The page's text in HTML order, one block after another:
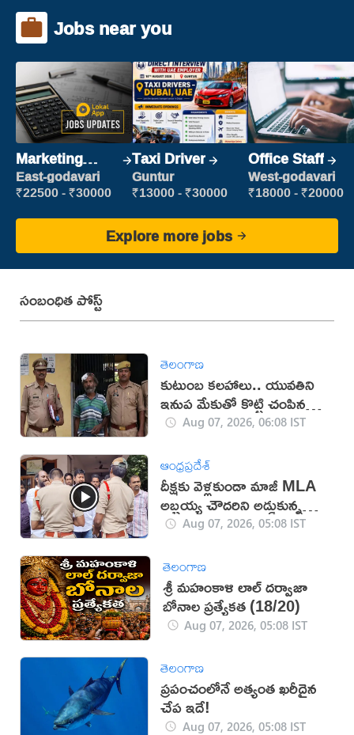
Jobs near you
Marketing
Executive
East-godavari
₹22500 - ₹30000
Taxi Driver
Guntur
₹13000 - ₹30000
Office Staff
West-godavari
₹18000 - ₹20000
Explore more jobs
సంబంధిత పోస్ట్
తెలంగాణ
కుటుంబ కలహాలు.. యువతిని
ఇనుప మేకుతో కొట్టి చంపిన
తండ్రిAug 07, 2026, 06:08 IST
ఆంధ్రప్రదేశ్
దీక్షకు వెళ్లకుండా మాజీ MLA
అబ్బ‌య్య చౌద‌రిని అడ్డుకున్న
పోలీసులు (వీడియో)
Aug 07, 2026, 05:08 IST
తెలంగాణ
శ్రీ మహంకాళి లాల్ దర్వాజా
బోనాల ప్రత్యేకత (18/20)
Aug 07, 2026, 05:08 IST
తెలంగాణ
ప్రపంచంలోనే అత్యంత ఖరీదైన
చేప ఇదే!
Aug 07, 2026, 05:08 IST